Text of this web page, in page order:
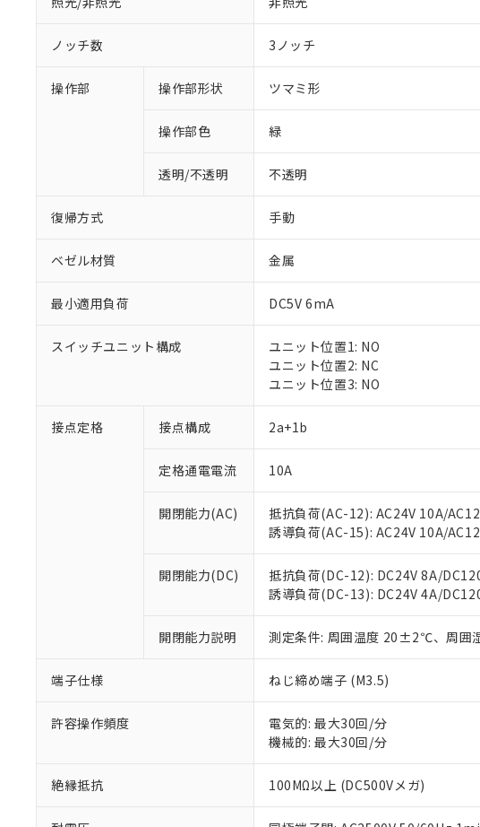
ノッチ数 3ノッチ
操作部 操作部形状 ツマミ形
操作部色 緑
透明/不透明 不透明
復帰方式 手動
ベゼル材質 金属
最小適用負荷 DC5V 6mA
スイッチユニット構成
ユニット位置1: NO
ユニット位置2: NC
ユニット位置3: NO
接点定格 接点構成 2a+1b
定格通電電流 10A
開閉能力(AC)
抵抗負荷(AC-12): AC24V 10A/
誘導負荷(AC-15): AC24V 10A/
開閉能力(DC)
抵抗負荷(DC-12): DC24V 8A/
誘導負荷(DC-13): DC24V 4A/
開閉能力説明 測定条件: 周囲温度 20±2℃、周囲
端子仕様 ねじ締め端子 (M3.5)
許容操作頻度
電気的: 最大30回/分
機械的: 最大30回/分
絶縁抵抗 100MΩ以上 (DC500Vメガ)
ご利用条件
以下の条件をお読みいただき、
本サービスは、当社制御
くものです。
当社制御機器事業取扱商
のであり、閲覧された時
い。
正式な納期状況および標
当社販売員にご相談くだ
オムロン制御機器販売店
在庫状況および標準価格
マイパーツ機能（部品リ
ている必要があります。
お客様が当ウェブサイト
さい。
※当社の共同利用者とは、
※1 対応状況
対応済み：EU RoHS指令（
対応予定：EU RoHS指令（10
対応予定なし：EU RoHS指令
非該当品：ライセンス料など無
仕入先様の事情により、非含有
があります。
*EU RoHS指令（10物質）：
鉛(Pb) 1000ppm以下、 水銀(Hg)
六価クロム(Cr(Ⅵ)) 1000ppm以下、ポリ
但し、RoHS指令で産業用監視および制
フタル酸エステル類の４物質については
※2 対応予定月
部品在庫の切り替え状況などに
※3 非含有証明書ダウンロー
下記の非含有証明書をダウンロ
※1 中国RoHS○×表
「－」：未確認です。当社販売
*中国RoHS10物質の基準値 (GB/T26572)
Pb(鉛) :1000ppm、 Hg(水銀) : 1000ppm
Cr(Ⅵ)(六価クロム) : 1000ppm、 PBBs(ポ
DBP(フタル酸ジブチル) : 1000ppm、
DEHP(フタル酸ビス(2-エチルヘキシル))
※2 環境保護使用期限
「ｅ」：有害物質（10物質）の
「10」：通常の使用状況下にお
味します。
当社は、これら貴社製品
う）を輸出または国外へ
当社は規制貨物を破棄す
ます。
当社は貴社製品を、核兵
当社は、貴社製品を第三
また当社は、販売先およ
たしません。
記
号
説明
○ 一定数以上の在庫あり
△ 一定数には満たない
－
在庫なし(最新の在庫
機器販売店・当社販
空
白
受注生産機種、また